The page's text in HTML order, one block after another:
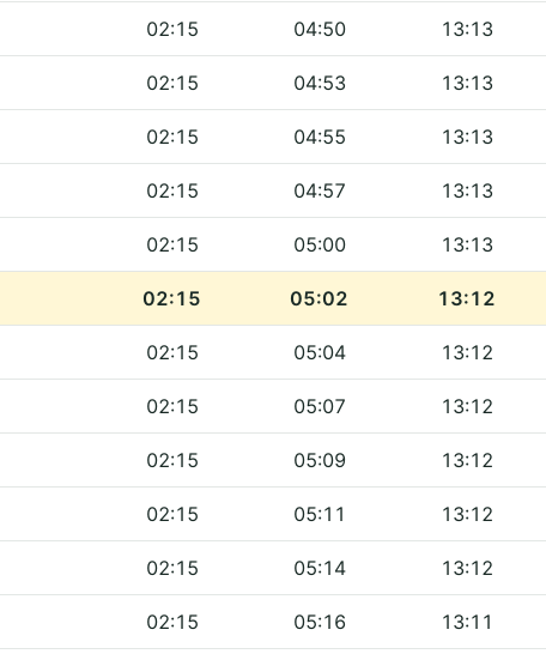
02:15 04:50 13:13
02:15 04:53 13:13
02:15 04:55 13:13
02:15 04:57 13:13
02:15 05:00 13:13
02:15 05:02 13:12
02:15 05:04 13:12
02:15 05:07 13:12
02:15 05:09 13:12
02:15 05:11 13:12
02:15 05:14 13:12
02:15 05:16 13:11